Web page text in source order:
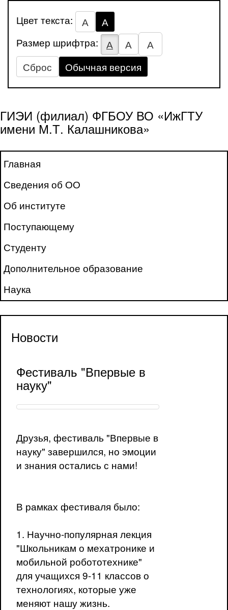
Цвет текста: А
А
Размер шрифтра:
А А
А
Сброс
Обычная версия
ГИЭИ (филиал) ФГБОУ ВО «ИжГТУ
имени М.Т. Калашникова»
Главная
Сведения об ОО
Об институте
Поступающему
Студенту
Дополнительное образование
Наука
Новости
Фестиваль "Впервые в
науку"
Друзья, фестиваль "Впервые в
науку" завершился, но эмоции
и знания остались с нами!
В рамках фестиваля было:
1. Научно-популярная лекция
"Школьникам о мехатронике и
мобильной робототехнике"
для учащихся 9-11 классов о
технологиях, которые уже
меняют нашу жизнь.